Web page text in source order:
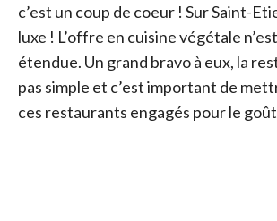
c’est un coup de coeur ! Sur Saint-
luxe ! L’offre en cuisine végétale
étendue. Un grand bravo à eux, la
pas simple et c’est important de
ces restaurants engagés pour le